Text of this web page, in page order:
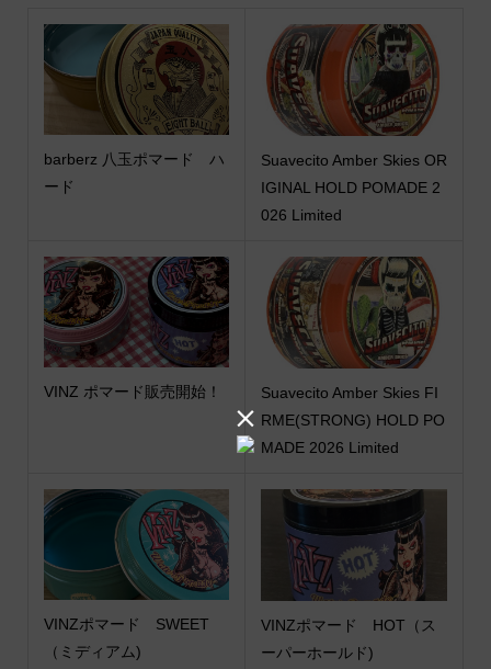
barberz 八玉ポマード ハ
ード
Suavecito Amber Skies OR
IGINAL HOLD POMADE 2
026 Limited
VINZ ポマード販売開始！
Suavecito Amber Skies FI
RME(STRONG) HOLD PO
MADE 2026 Limited
VINZポマード SWEET
（ミディアム)
VINZポマード HOT（ス
ーパーホールド)
